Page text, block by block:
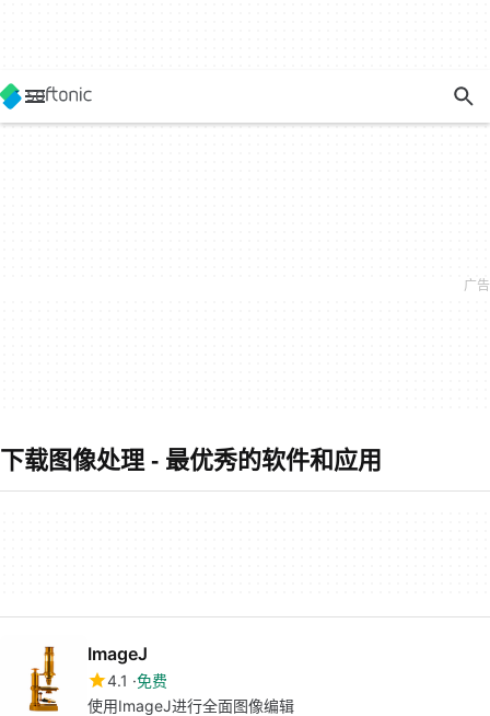
下载图像处理 - 最优秀的软件和应用
ImageJ
4.1 免费
使用ImageJ进行全面图像编辑